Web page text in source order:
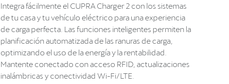
Integra fácilmente el CUPRA Charger 2 con los sistemas
de tu casa y tu vehículo eléctrico para una experiencia
de carga perfecta. Las funciones inteligentes permiten la
planificación automatizada de las ranuras de carga,
optimizando el uso de la energía y la rentabilidad.
Mantente conectado con acceso RFID, actualizaciones
inalámbricas y conectividad Wi-Fi/LTE.